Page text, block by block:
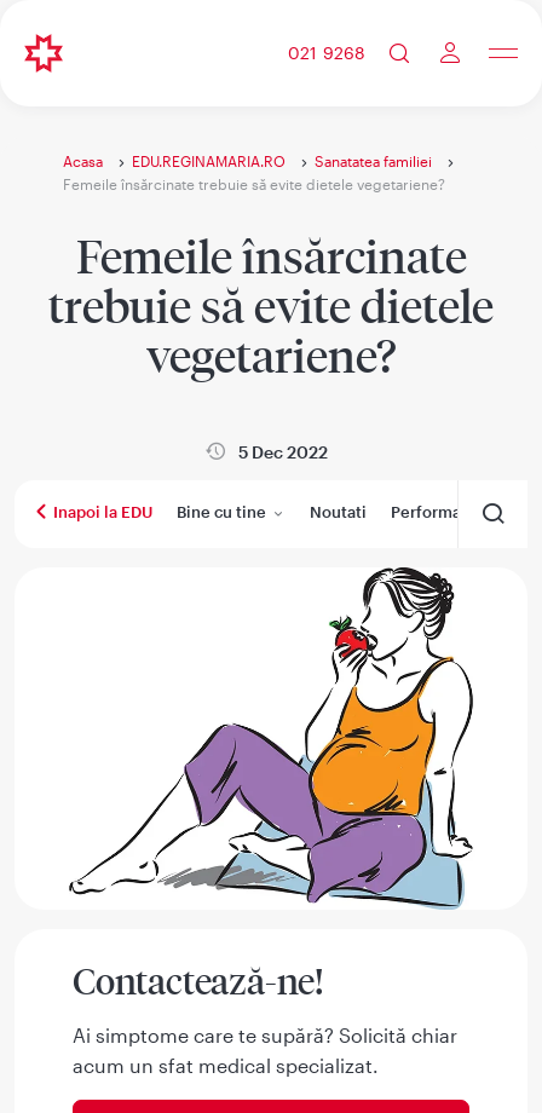
021 9268
Acasa EDU.REGINAMARIA.RO
Sanatatea familiei
Femeile însărcinate trebuie să evite dietele vegetariene?
Femeile însărcinate
trebuie să evite dietele
vegetariene?
5 Dec 2022
Inapoi la EDU Bine cu tine Noutati Performanta
Contactează-ne!
Ai simptome care te supără? Solicită chiar
acum un sfat medical specializat.